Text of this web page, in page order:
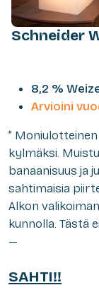
Schneider
8,2 %
Arvioini
”
kylmäksi.
banaanisuus ja
sahtimaisia
Alkon
kunnolla. Tästä
—
SAHTI!!